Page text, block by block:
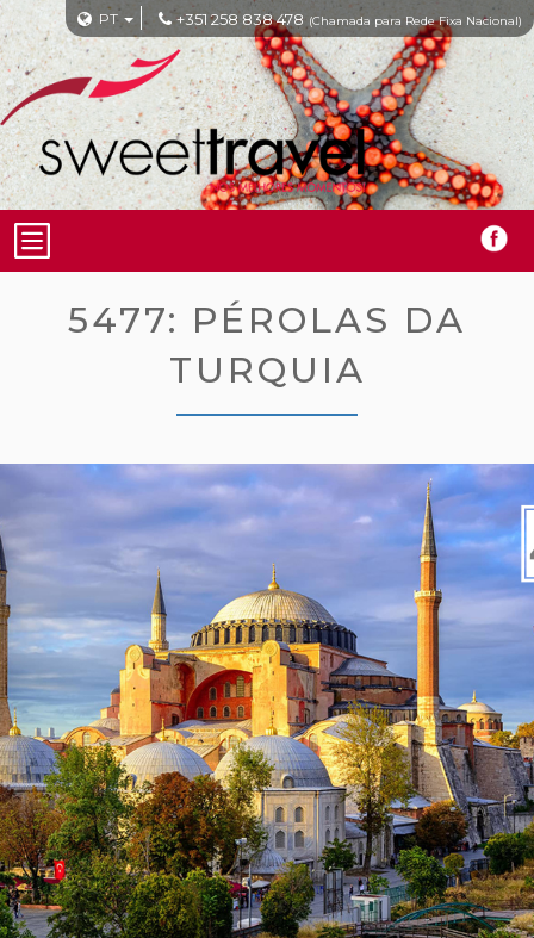
PT +351 258 838 478 (Chamada para Rede Fixa Nacional)
5477: PÉROLAS DA
TURQUIA